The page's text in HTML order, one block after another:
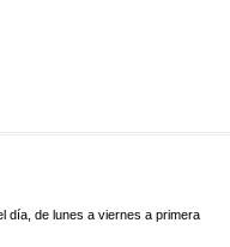
día, de lunes a viernes a primera